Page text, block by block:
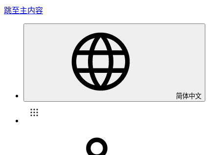
跳至主内容
简体中文